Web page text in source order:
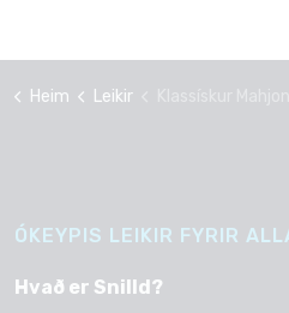
Heim Leikir
ÓKEYPIS LEIKIR FYRIR
Hvað er Snilld?